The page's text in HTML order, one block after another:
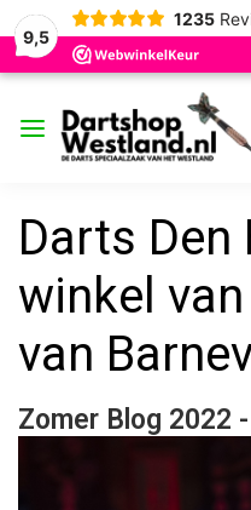
9,5
1235
Darts Den
winkel
van
Zomer Blog 2022